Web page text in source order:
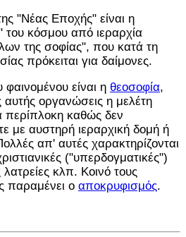
"Νέας Εποχής" είναι η
του κόσμου από ιεραρχία
της σοφίας", που κατά τη
πρόκειται για δαίμονες.
είναι η θεοσοφία,
οργανώσεις η μελέτη
περίπλοκη καθώς δεν
με αυστηρή ιεραρχική δομή ή
απ' αυτές χαρακτηρίζονται
("υπερδογματικές")
κλπ. Κοινό τους
παραμένει ο αποκρυφισμός.